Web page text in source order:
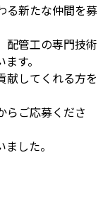
る新たな仲間を募
配管工の専門技術
す。
献してくれる方を
らご応募くださ
した。